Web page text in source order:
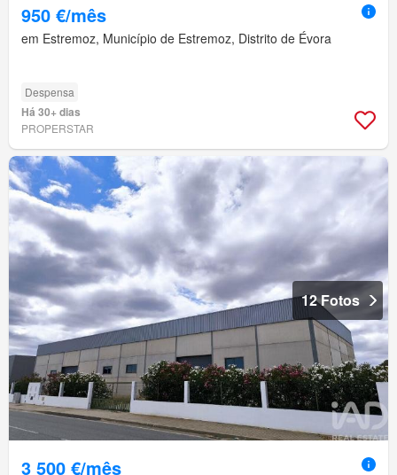
950 €/mês
em Estremoz, Município de Estremoz, Distrito de Évora
Despensa
Há 30+ dias
PROPERSTAR
12 Fotos
3 500 €/mês